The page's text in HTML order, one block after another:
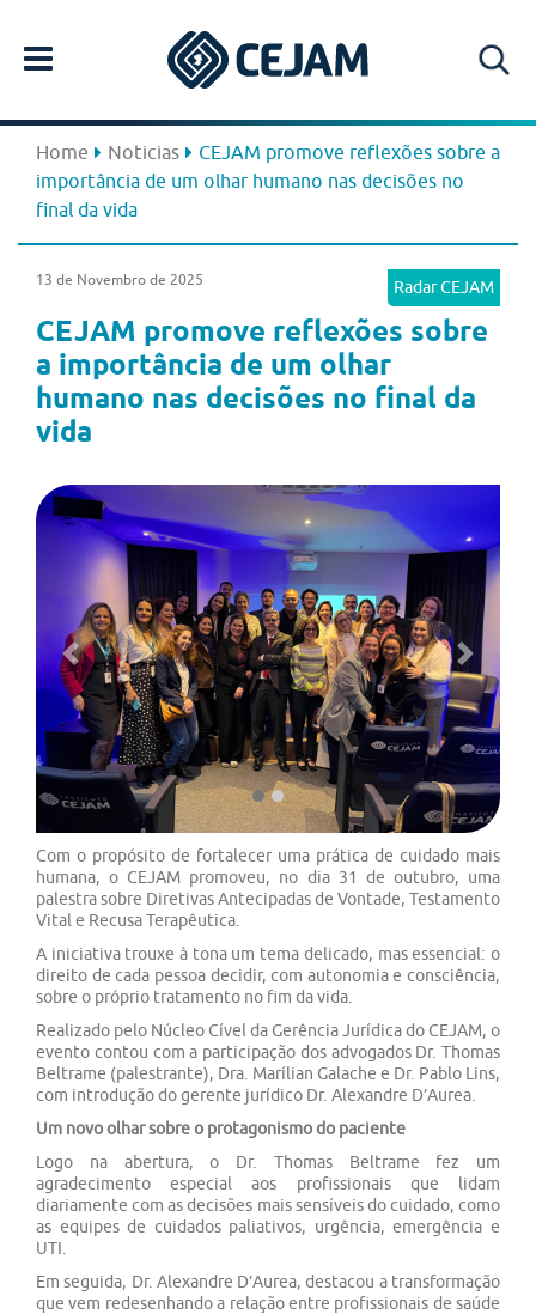
Home Noticias
CEJAM promove reflexões sobre a
importância de um olhar humano nas decisões no
final da vida
Radar CEJAM
13 de Novembro de 2025
CEJAM promove reflexões sobre
a importância de um olhar
humano nas decisões no final da
vida
Previous Next
Com o propósito de fortalecer uma prática de cuidado mais
humana, o CEJAM promoveu, no dia 31 de outubro, uma
palestra sobre Diretivas Antecipadas de Vontade, Testamento
Vital e Recusa Terapêutica.
A iniciativa trouxe à tona um tema delicado, mas essencial: o
direito de cada pessoa decidir, com autonomia e consciência,
sobre o próprio tratamento no fim da vida.
Realizado pelo Núcleo Cível da Gerência Jurídica do CEJAM, o
evento contou com a participação dos advogados Dr. Thomas
Beltrame (palestrante), Dra. Marílian Galache e Dr. Pablo Lins,
com introdução do gerente jurídico Dr. Alexandre D’Aurea.
Um novo olhar sobre o protagonismo do paciente
Logo na abertura, o Dr. Thomas Beltrame fez um
agradecimento especial aos profissionais que lidam
diariamente com as decisões mais sensíveis do cuidado, como
as equipes de cuidados paliativos, urgência, emergência e
UTI.
Em seguida, Dr. Alexandre D’Aurea, destacou a transformação
que vem redesenhando a relação entre profissionais de saúde